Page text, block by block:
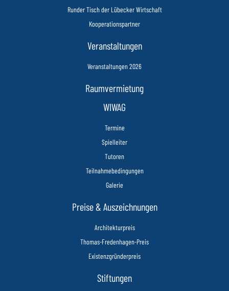
Runder Tisch der Lübecker Wirtschaft
Kooperationspartner
Veranstaltungen
Veranstaltungen 2026
Raumvermietung
WIWAG
Termine
Spielleiter
Tutoren
Teilnahmebedingungen
Galerie
Preise & Auszeichnungen
Architekturpreis
Thomas-Fredenhagen-Preis
Existenzgründerpreis
Stiftungen